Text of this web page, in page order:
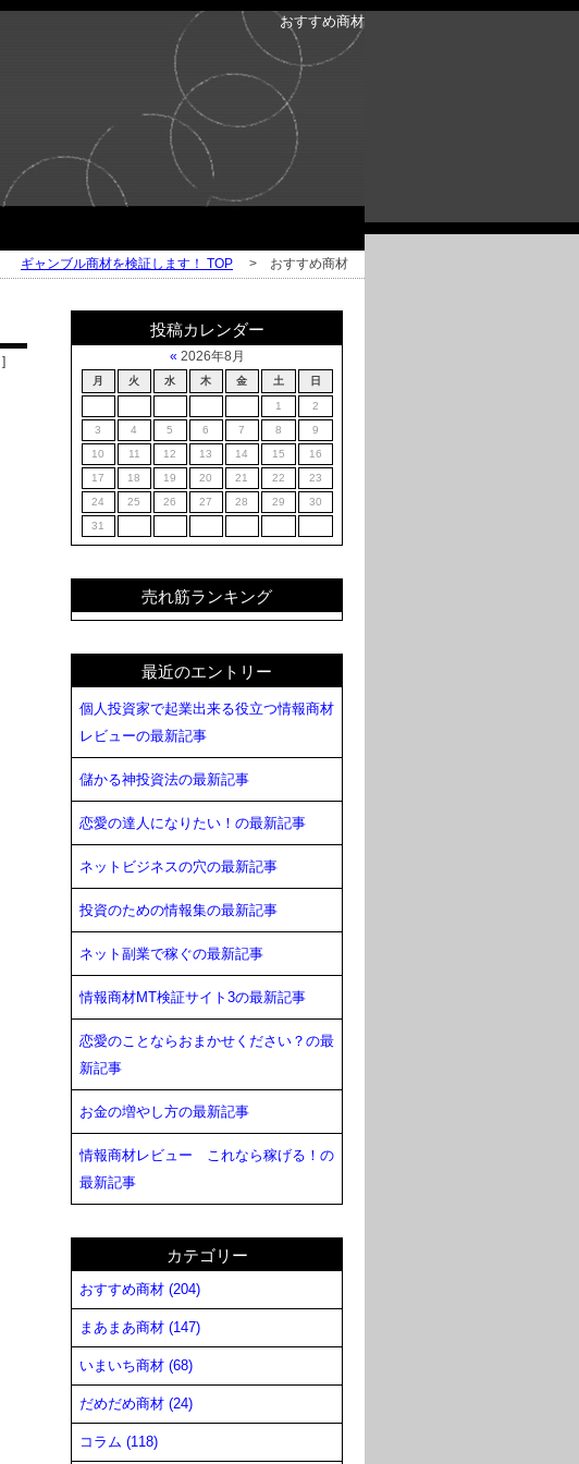
おすすめ商材
ギャンブル商材を検証します！ TOP > おすすめ商材
]
投稿カレンダー
« 2026年8月
月 火 水 木 金 土 日
1
2
3
4 5 6 7 8
9
10
11 12 13 14 15
16
17
18 19 20 21 22
23
24
25 26 27 28 29
30
31
売れ筋ランキング
最近のエントリー
個人投資家で起業出来る役立つ情報商材
レビューの最新記事
儲かる神投資法の最新記事
恋愛の達人になりたい！の最新記事
ネットビジネスの穴の最新記事
投資のための情報集の最新記事
ネット副業で稼ぐの最新記事
情報商材MT検証サイト3の最新記事
恋愛のことならおまかせください？の最
新記事
お金の増やし方の最新記事
情報商材レビュー これなら稼げる！の
最新記事
カテゴリー
おすすめ商材 (204)
まあまあ商材 (147)
いまいち商材 (68)
だめだめ商材 (24)
コラム (118)